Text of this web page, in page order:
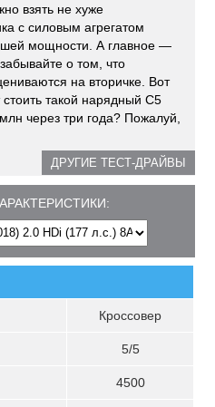
взять не хуже
с силовым агрегатом
мощности. А главное —
о том, что
на вторичке. Вот
такой нарядный С5
через три года? Пожалуй,
ДРУГИЕ ТЕСТ-ДРАЙВЫ
Кроссовер
5/5
4500